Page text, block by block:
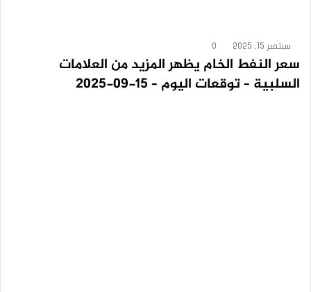
سبتمبر 15, 2025 0
سعر النفط الخام يظهر المزيد من العلامات
السلبية – توقعات اليوم – 15-09-2025